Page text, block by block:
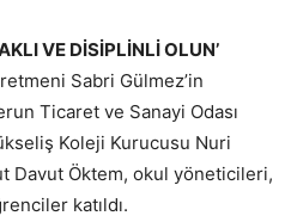
VE DİSİPLİNLİ OLUN’
Sabri Gülmez’in
Ticaret ve Sanayi Odası
Koleji Kurucusu Nuri
Davut Öktem, okul yöneticileri,
katıldı.